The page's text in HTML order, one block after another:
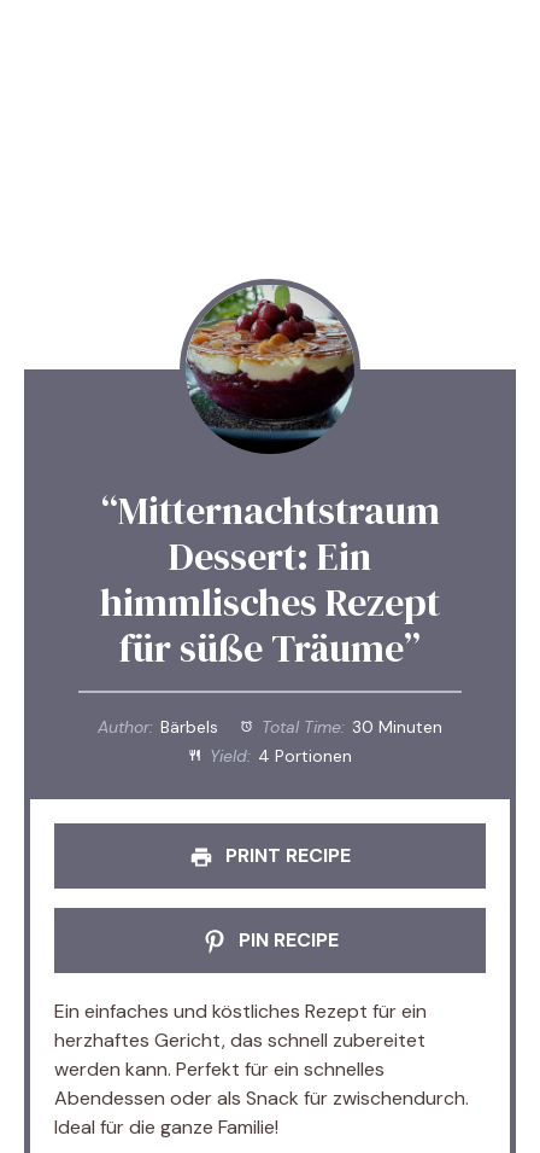
“Mitternachtstraum
Dessert: Ein
himmlisches Rezept
für süße Träume”
Author: Bärbels Total Time: 30 Minuten
Yield: 4 Portionen
PRINT RECIPE
PIN RECIPE
Ein einfaches und köstliches Rezept für ein
herzhaftes Gericht, das schnell zubereitet
werden kann. Perfekt für ein schnelles
Abendessen oder als Snack für zwischendurch.
Ideal für die ganze Familie!